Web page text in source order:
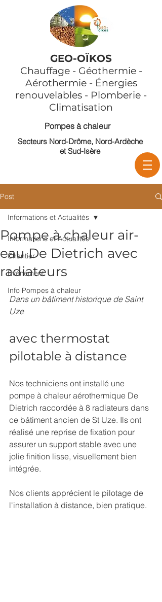
GEO-OÏKOS
Chauffage - Géothermie -
Aérothermie - Énergies
renouvelables - Plomberie -
Climatisation
Pompes à chaleur
Secteurs Nord-Drôme, Nord-Ardèche
et Sud-Isère
Post
Informations et Actualités
Chantier
Evénement
Info Pompes à chaleur
Informations et Actualités
Pompe à chaleur air-
eau De Dietrich avec
radiateurs
Dans un bâtiment historique de Saint
Uze
avec thermostat
pilotable à distance
Nos techniciens ont installé une
pompe à chaleur aérothermique De
Dietrich raccordée à 8 radiateurs dans
ce bâtiment ancien de St Uze. Ils ont
réalisé une reprise de fixation pour
assurer un support stable avec une
jolie finition lisse, visuellement bien
intégrée.
Nos clients apprécient le pilotage de
l'installation à distance, bien pratique.